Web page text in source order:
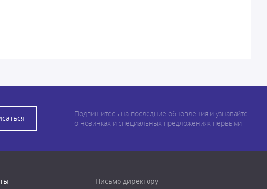
Подпишитесь на последние обновления и узнавайте
о новинках и специальных предложениях первыми
Письмо директору